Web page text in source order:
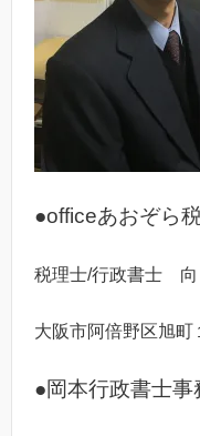
●officeあおぞら
税理士/行政書士
大阪市阿倍野区旭
●岡本行政書士事